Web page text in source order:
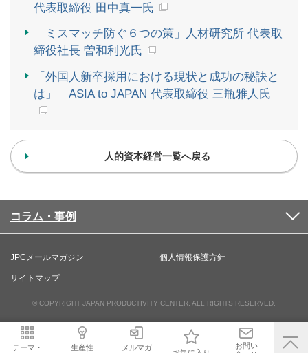
代表取締役 田中真一氏
「ミスマッチ防ぐ６つの策」人材研究所 代表取
締役社長 曽和利光氏
「外国人新卒採用における現状と成功の秘訣と
は」 ASIA to JAPAN 代表取締役 三瓶雅人氏
人的資本経営一覧へ戻る
コラム・事例
JPCメールマガジン 個人情報保護方針
サイトマップ
© COPYRIGHT JAPAN PRODUCTIVITY CENTER. ALL RIGHTS RESERVED.
テーマ・
生産性
メルマガ
お問い